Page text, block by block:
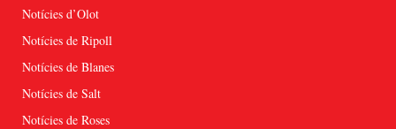
Notícies d’Olot
Notícies de Ripoll
Notícies de Blanes
Notícies de Salt
Notícies de Roses